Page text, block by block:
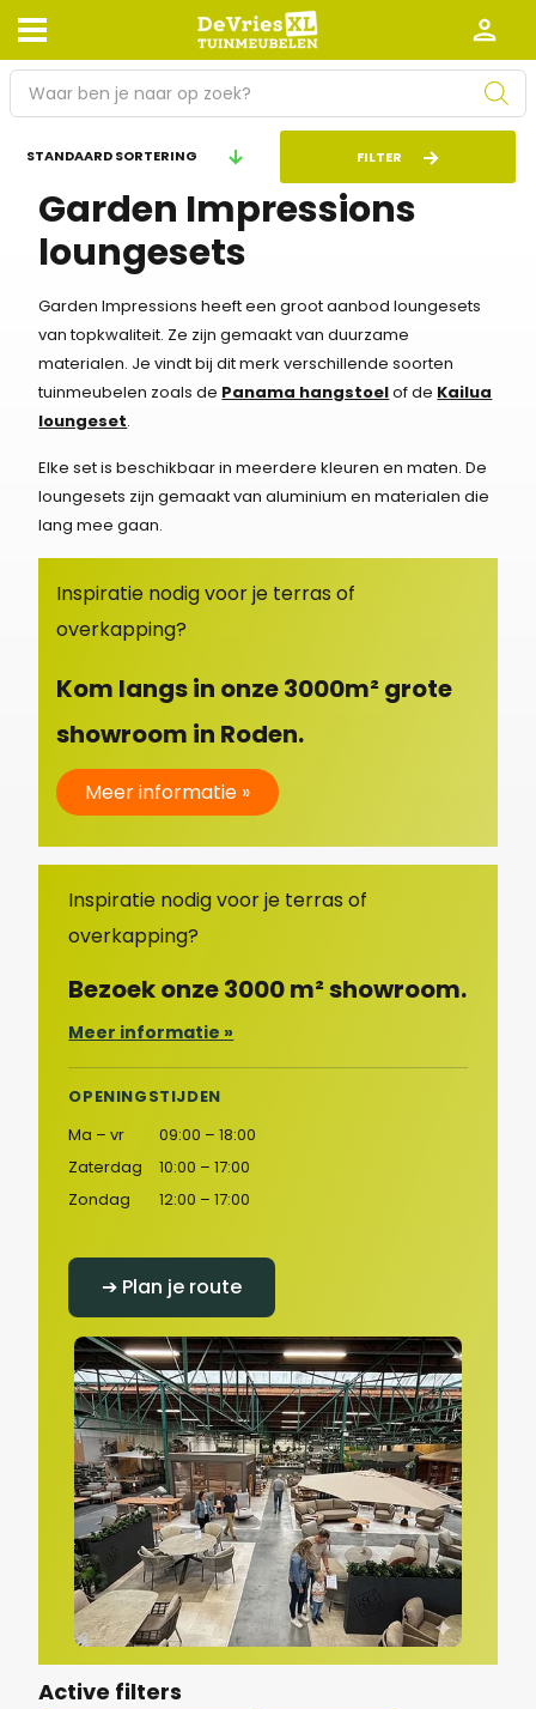
Garantie Algemene voorwaarden
Leveringsvoorwaarden
Zakelijk Werken bij De Vries XL
Tuinmeubelwinkel in de buurt
r
FILTER
Garden Impressions
loungesets
Garden Impressions heeft een groot aanbod loungesets
van topkwaliteit. Ze zijn gemaakt van duurzame
materialen. Je vindt bij dit merk verschillende soorten
tuinmeubelen zoals de Panama hangstoelof de Kailua
loungeset.
Elke set is beschikbaar in meerdere kleuren en maten. De
loungesets zijn gemaakt van aluminium en materialen die
lang mee gaan.
Inspiratie nodig voor je terras of
overkapping?
Kom langs in onze 3000m² grote
showroom in Roden.
Meer informatie »
Inspiratie nodig voor je terras of
overkapping?
Bezoek onze 3000 m² showroom.
Meer informatie »
OPENINGSTIJDEN
Ma – vr
09:00 – 18:00
Zaterdag
10:00 – 17:00
Zondag
12:00 – 17:00
➔ Plan je route
Active filters